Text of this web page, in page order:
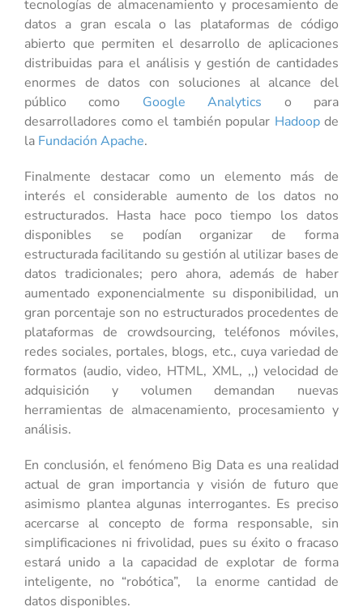
tecnologías de almacenamiento y procesamiento de
datos a gran escala o las plataformas de código
abierto que permiten el desarrollo de aplicaciones
distribuidas para el análisis y gestión de cantidades
enormes de datos con soluciones al alcance del
público como Google Analytics o para
desarrolladores como el también popular Hadoopde
la Fundación Apache.
Finalmente destacar como un elemento más de
interés el considerable aumento de los datos no
estructurados. Hasta hace poco tiempo los datos
disponibles se podían organizar de forma
estructurada facilitando su gestión al utilizar bases de
datos tradicionales; pero ahora, además de haber
aumentado exponencialmente su disponibilidad, un
gran porcentaje son no estructurados procedentes de
plataformas de crowdsourcing, teléfonos móviles,
redes sociales, portales, blogs, etc., cuya variedad de
formatos (audio, video, HTML, XML, ,,) velocidad de
adquisición y volumen demandan nuevas
herramientas de almacenamiento, procesamiento y
análisis.
En conclusión, el fenómeno Big Data es una realidad
actual de gran importancia y visión de futuro que
asimismo plantea algunas interrogantes. Es preciso
acercarse al concepto de forma responsable, sin
simplificaciones ni frivolidad, pues su éxito o fracaso
estará unido a la capacidad de explotar de forma
inteligente, no “robótica”, la enorme cantidad de
datos disponibles.